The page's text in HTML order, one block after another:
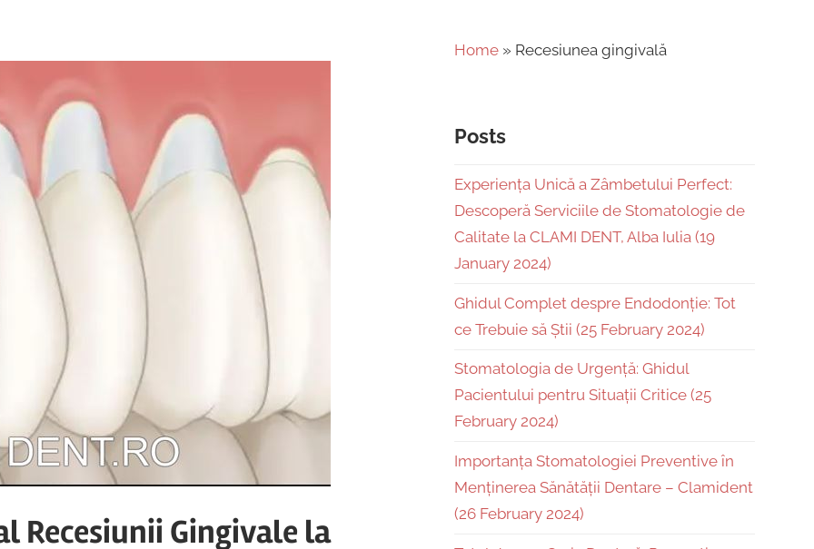
Recesiunii Gingivale la
Home » Recesiunea gingivală
Posts
Experiența Unică a Zâmbetului Perfect:
Descoperă Serviciile de Stomatologie de
Calitate la CLAMI DENT, Alba Iulia (19
January 2024)
Ghidul Complet despre Endodonție: Tot
ce Trebuie să Știi (25 February 2024)
Stomatologia de Urgență: Ghidul
Pacientului pentru Situații Critice (25
February 2024)
Importanța Stomatologiei Preventive în
Menținerea Sănătății Dentare – Clamident
(26 February 2024)